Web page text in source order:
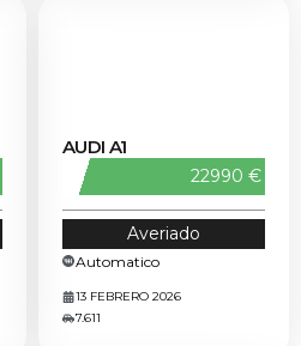
AUDI A1
22990 €
Averiado
Automatico
13 FEBRERO 2026
7.611